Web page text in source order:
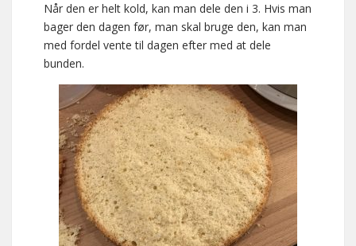
Når den er helt kold, kan man dele den i 3. Hvis man
bager den dagen før, man skal bruge den, kan man
med fordel vente til dagen efter med at dele
bunden.